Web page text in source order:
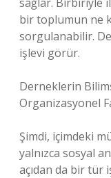
bir toplumun ne
sorgulanabilir.
işlevi görür.
Derneklerin
Organizasyonel
Şimdi, içimdeki
yalnızca sosyal
açıdan da bir tür